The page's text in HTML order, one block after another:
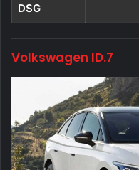
DSG
Volkswagen ID.7